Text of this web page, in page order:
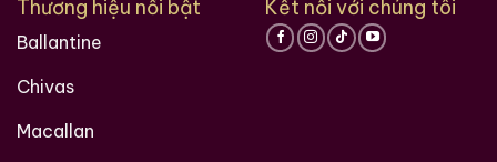
Một trong những dòng 20 năm ổn định chất lượng
nhất của Guyue Longshan.
Điểm mạnh là
Thương hiệu nổi bật
Ballantine
Chivas
Macallan
Kết nối với chúng tôi